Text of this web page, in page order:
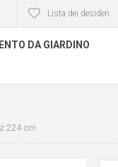
Lista dei desideri
DA GIARDINO
224 cm